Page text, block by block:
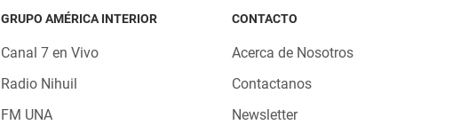
GRUPO AMÉRICA INTERIOR
Canal 7 en Vivo
Radio Nihuil
FM UNA
CONTACTO
Acerca de Nosotros
Contactanos
Newsletter